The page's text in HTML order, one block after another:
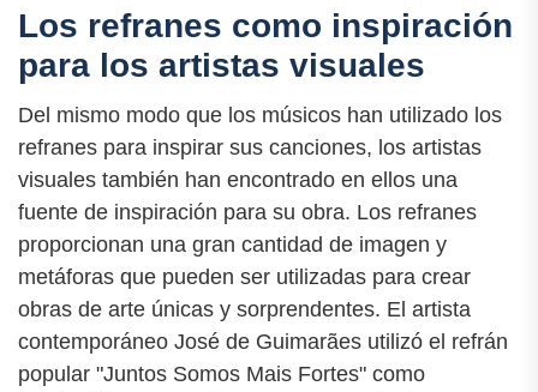
Los refranes como inspiración
para los artistas visuales
Del mismo modo que los músicos han utilizado los
refranes para inspirar sus canciones, los artistas
visuales también han encontrado en ellos una
fuente de inspiración para su obra. Los refranes
proporcionan una gran cantidad de imagen y
metáforas que pueden ser utilizadas para crear
obras de arte únicas y sorprendentes. El artista
contemporáneo José de Guimarães utilizó el refrán
popular "Juntos Somos Mais Fortes" como